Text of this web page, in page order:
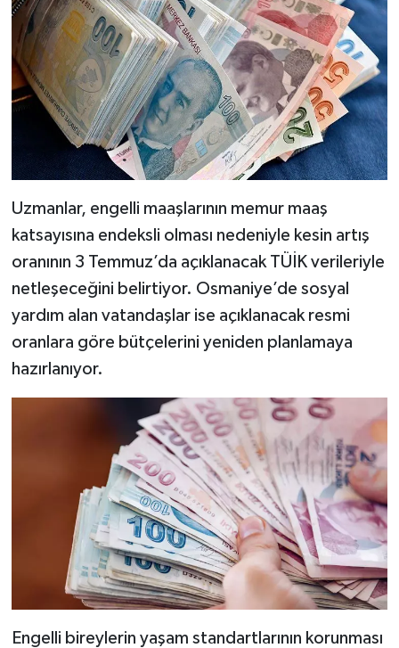
Uzmanlar, engelli maaşlarının memur maaş
katsayısına endeksli olması nedeniyle kesin artış
oranının 3 Temmuz’da açıklanacak TÜİK verileriyle
netleşeceğini belirtiyor. Osmaniye’de sosyal
yardım alan vatandaşlar ise açıklanacak resmi
oranlara göre bütçelerini yeniden planlamaya
hazırlanıyor.
Engelli bireylerin yaşam standartlarının korunması